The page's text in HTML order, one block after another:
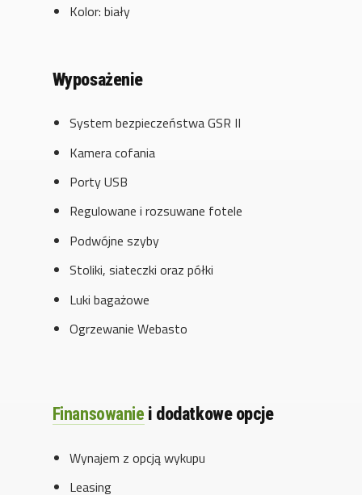
Kolor: biały
Wyposażenie
System bezpieczeństwa GSR II
Kamera cofania
Porty USB
Regulowane i rozsuwane fotele
Podwójne szyby
Stoliki, siateczki oraz półki
Luki bagażowe
Ogrzewanie Webasto
Finansowanie i dodatkowe opcje
Wynajem z opcją wykupu
Leasing